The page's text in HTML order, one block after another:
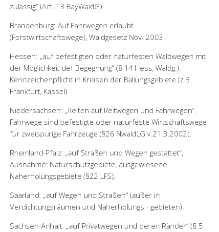
zulässig“ (Art. 13 BayWaldG).
Brandenburg: Auf Fahrwegen erlaubt
(Forstwirtschaftswege), Waldgesetz Nov. 2003.
Hessen: „auf befestigten oder naturfesten Waldwegen mit
der Möglichkeit der Begegnung“ (§ 14 Hess, Waldg.).
Kennzeichenpflicht in Kreisen der Ballungsgebiete (z B.
Frankfurt, Kassel)
Niedersachsen: „Reiten auf Reitwegen und Fahrwegen“.
Fahrwege sind befestigte oder naturfeste Wirtschaftswege
für zweispurige Fahrzeuge (§26 NwaldLG v.21.3.2002).
Rheinland-Pfalz: „auf Straßen und Wegen gestattet“,
Ausnahme: Naturschutzgebiete, ausgewiesene
Naherholungsgebiete (§22 LFS).
Saarland: „auf Wegen und Straßen“ (außer in
Verdichtungsräumen und Naherholungs - gebieten).
Sachsen-Anhalt: „auf Privatwegen und deren Ränder“ (§ 5